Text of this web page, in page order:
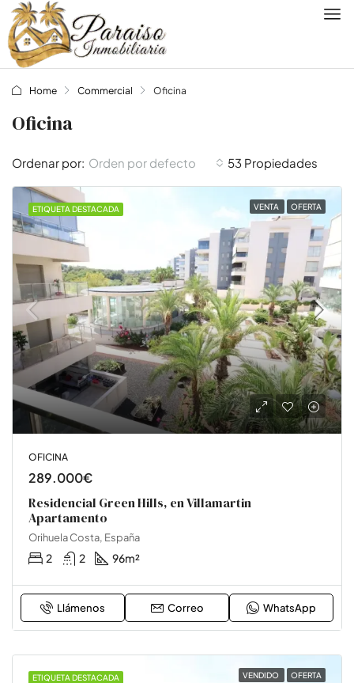
Home Commercial Oficina
Oficina
53 Propiedades
Ordenar por: Orden por defecto
ETIQUETA DESTACADA VENTA OFERTA
OFICINA
289.000€
Residencial Green Hills, en Villamartin
Apartamento
Orihuela Costa, España
2 2 96m²
Llámenos Correo WhatsApp
ETIQUETA DESTACADA VENDIDO OFERTA